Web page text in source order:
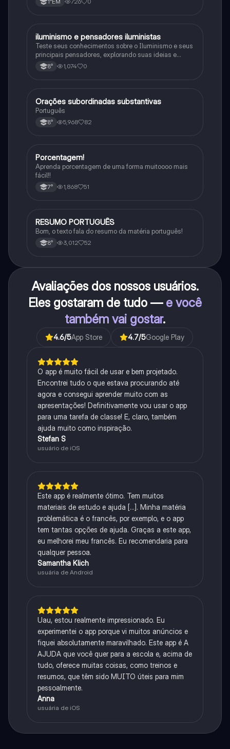
1°EM
História
iluminismo e pensadores iluministas
Teste seus conhecimentos sobre o Iluminismo e seus
principais pensadores, explorando suas ideias e
impacto histórico.
8° 1,074 0
Português
Orações subordinadas substantivas
Português
8° 5,968 82
Matematica
Porcentagem!
Aprenda porcentagem de uma forma muitoooo mais
fácil!!
7° 1,868 51
Português
RESUMO PORTUGUÊS
Bom, o texto fala do resumo da matéria português!
8° 3,012 52
Avaliações dos nossos usuários.
Eles gostaram de tudo — e você
também vai gostar.
4.6/5App Store 4.7/5Google Play
O app é muito fácil de usar e bem projetado.
Encontrei tudo o que estava procurando até
agora e consegui aprender muito com as
apresentações! Definitivamente vou usar o app
para uma tarefa de classe! E, claro, também
ajuda muito como inspiração.
Stefan S
usuário de iOS
Este app é realmente ótimo. Tem muitos
materiais de estudo e ajuda [...]. Minha matéria
problemática é o francês, por exemplo, e o app
tem tantas opções de ajuda. Graças a este app,
eu melhorei meu francês. Eu recomendaria para
qualquer pessoa.
Samantha Klich
usuária de Android
Uau, estou realmente impressionado. Eu
experimentei o app porque vi muitos anúncios e
fiquei absolutamente maravilhado. Este app é A
AJUDA que você quer para a escola e, acima de
tudo, oferece muitas coisas, como treinos e
resumos, que têm sido MUITO úteis para mim
pessoalmente.
Anna
usuária de iOS